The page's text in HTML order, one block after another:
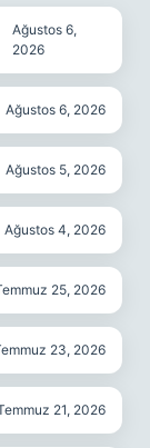
Ağustos 6,
2026
Ağustos 6, 2026
Ağustos 5, 2026
Ağustos 4, 2026
25, 2026
23, 2026
21, 2026